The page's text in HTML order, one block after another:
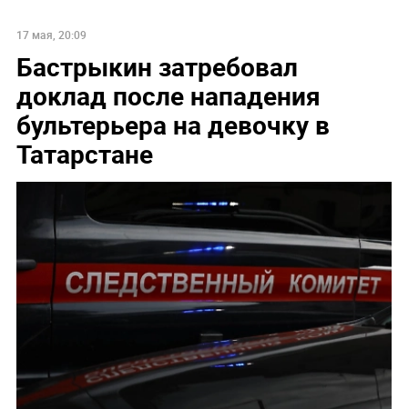
17 мая, 20:09
Бастрыкин затребовал
доклад после нападения
бультерьера на девочку в
Татарстане